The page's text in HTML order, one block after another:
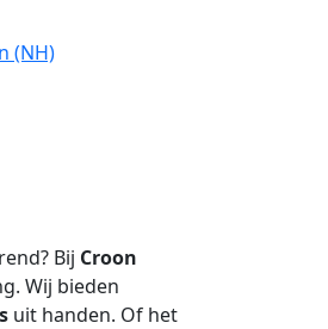
(NH)
Bij Croon
Wij bieden
uit handen. Of het